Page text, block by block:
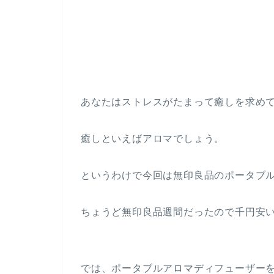
あなたはストレスがたまって癒しを求め
癒しといえばアロマでしょう。
というわけで今回は無印良品のポータブ
ちょうど無印良品週間だったので千円安
では、ポータブルアロマディフューザー